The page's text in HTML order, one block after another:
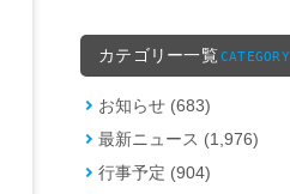
カテゴリー一覧 CATEGORY
お知らせ (683)
最新ニュース (1,976)
行事予定 (904)